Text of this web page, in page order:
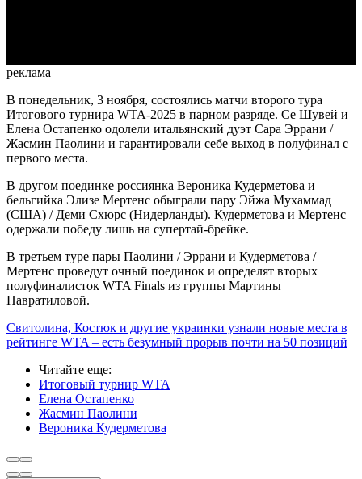
реклама
В понедельник, 3 ноября, состоялись матчи второго тура
Итогового турнира WTA-2025 в парном разряде. Се Шувей и
Елена Остапенко одолели итальянский дуэт Сара Эррани /
Жасмин Паолини и гарантировали себе выход в полуфинал с
первого места.
В другом поединке россиянка Вероника Кудерметова и
бельгийка Элизе Мертенс обыграли пару Эйжа Мухаммад
(США) / Деми Схюрс (Нидерланды). Кудерметова и Мертенс
одержали победу лишь на супертай-брейке.
В третьем туре пары Паолини / Эррани и Кудерметова /
Мертенс проведут очный поединок и определят вторых
полуфиналисток WTA Finals из группы Мартины
Навратиловой.
Свитолина, Костюк и другие украинки узнали новые места в
рейтинге WTA – есть безумный прорыв почти на 50 позиций
Читайте еще:
Итоговый турнир WTA
Елена Остапенко
Жасмин Паолини
Вероника Кудерметова